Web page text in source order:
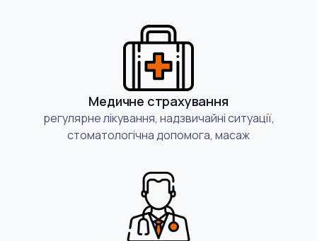
Медичне страхування
регулярне лікування, надзвичайні ситуації,
стоматологічна допомога, масаж